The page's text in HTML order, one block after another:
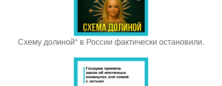
Схему долиной" в России фактически остановили.